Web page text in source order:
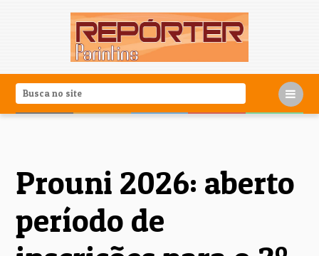
Prouni 2026: aberto
período de